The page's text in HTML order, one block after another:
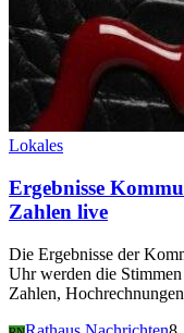
Lokales
Ergebnisse
Zahlen live
Die Ergebnisse der
Uhr werden die
Zahlen,